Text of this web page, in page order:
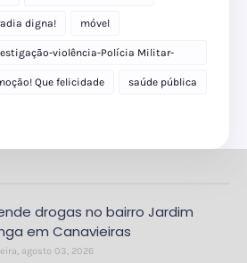
digna! móvel
violência-Polícia Militar-
Que felicidade saúde pública
drogas no bairro Jardim
em Canavieiras
agosto 03, 2026